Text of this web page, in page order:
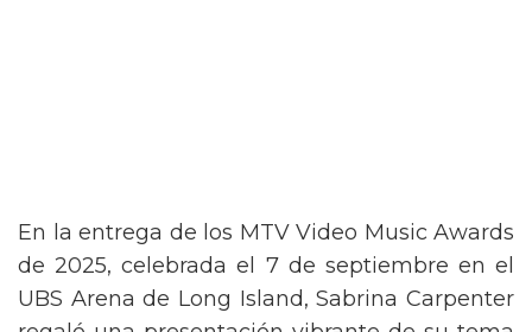
En la entrega de los MTV Video Music Awards
de 2025, celebrada el 7 de septiembre en el
UBS Arena de Long Island, Sabrina Carpenter